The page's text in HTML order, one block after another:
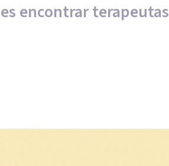
encontrar terapeutas